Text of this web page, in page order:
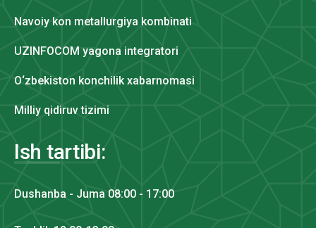
Navoiy kon metallurgiya kombinati
UZINFOCOM yagona integratori
O‘zbekiston konchilik xabarnomasi
Milliy qidiruv tizimi
Ish tartibi:
Dushanba - Juma 08:00 - 17:00